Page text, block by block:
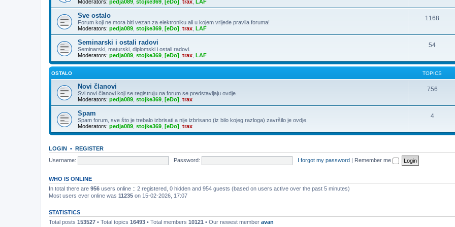
Moderators: pedja089 stojke369 [eDo] trax LAF
Sve ostalo
Forum koji ne mora biti vezan za elektroniku ali u kojem vrijede pravila foruma!
Moderators: pedja089 stojke369 [eDo] trax LAF
1168
Seminarski i ostali radovi
Seminarski, maturski, diplomski i ostali radovi.
Moderators: pedja089 stojke369 [eDo] trax LAF
54
OSTALO TOPICS
Novi članovi
Svi novi članovi koji se registruju na forum se predstavljaju ovdje.
Moderators: pedja089 stojke369 [eDo] trax
756
Spam
Spam forum, sve što je trebalo izbrisati a nije izbrisano (iz bilo kojeg razloga) završilo je ovdje.
Moderators: pedja089 stojke369 [eDo] trax
4
LOGIN • REGISTER
Username:
Password: I forgot my password | Remember me
WHO IS ONLINE
In total there are 956 users online :: 2 registered, 0 hidden and 954 guests (based on users active over the past 5 minutes)
Most users ever online was 11235 on 15-02-2026, 17:07
STATISTICS
Total posts 153527 • Total topics 16493 • Total members 10121 • Our newest member avan